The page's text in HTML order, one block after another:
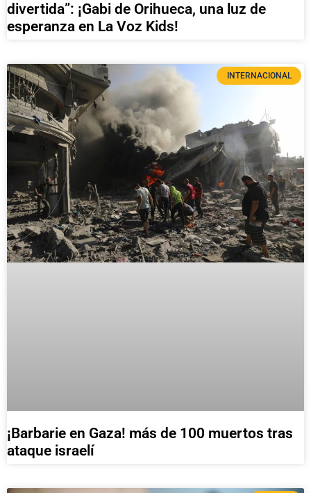
divertida”: ¡Gabi de Orihueca, una luz de
esperanza en La Voz Kids!
INTERNACIONAL
¡Barbarie en Gaza! más de 100 muertos tras
ataque israelí